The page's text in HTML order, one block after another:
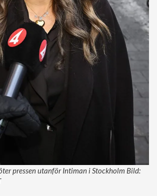
pressen utanför Intiman i Stockholm Bild: